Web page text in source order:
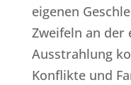
eigenen
Zweifeln an der
Ausstrahlung
Konflikte und